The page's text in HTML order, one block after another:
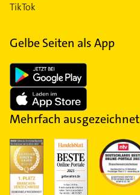
TikTok
Gelbe Seiten als App
Mehrfach ausgezeichnet